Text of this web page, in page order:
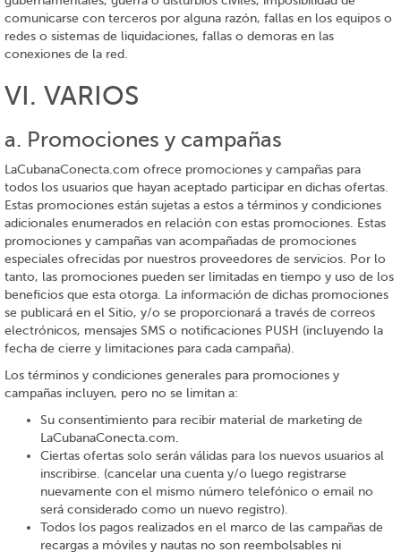
comunicarse con terceros por alguna razón, fallas en los equipos o
redes o sistemas de liquidaciones, fallas o demoras en las
conexiones de la red.
VI. VARIOS
a. Promociones y campañas
LaCubanaConecta.com ofrece promociones y campañas para
todos los usuarios que hayan aceptado participar en dichas ofertas.
Estas promociones están sujetas a estos a términos y condiciones
adicionales enumerados en relación con estas promociones. Estas
promociones y campañas van acompañadas de promociones
especiales ofrecidas por nuestros proveedores de servicios. Por lo
tanto, las promociones pueden ser limitadas en tiempo y uso de los
beneficios que esta otorga. La información de dichas promociones
se publicará en el Sitio, y/o se proporcionará a través de correos
electrónicos, mensajes SMS o notificaciones PUSH (incluyendo la
fecha de cierre y limitaciones para cada campaña).
Los términos y condiciones generales para promociones y
campañas incluyen, pero no se limitan a:
Su consentimiento para recibir material de marketing de
LaCubanaConecta.com.
Ciertas ofertas solo serán válidas para los nuevos usuarios al
inscribirse. (cancelar una cuenta y/o luego registrarse
nuevamente con el mismo número telefónico o email no
será considerado como un nuevo registro).
Todos los pagos realizados en el marco de las campañas de
recargas a móviles y nautas no son reembolsables ni